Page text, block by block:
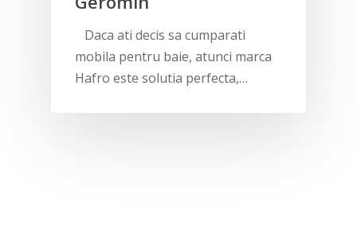
Daca ati decis sa cumparati
mobila pentru baie, atunci marca
Hafro este solutia perfecta,…